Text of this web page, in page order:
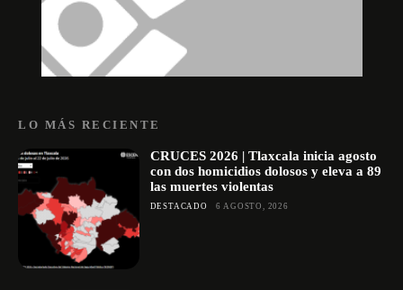
LO MÁS RECIENTE
CRUCES 2026 | Tlaxcala inicia agosto
con dos homicidios dolosos y eleva a 89
las muertes violentas
DESTACADO 6 AGOSTO, 2026